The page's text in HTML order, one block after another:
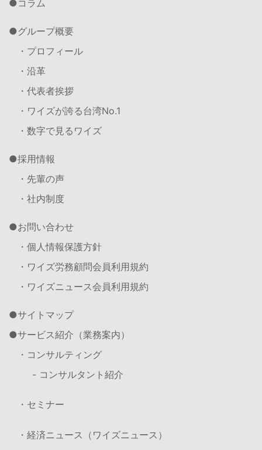
コラム
グループ概要
・プロフィール
・沿革
・代表者挨拶
・ワイズが誇る台湾No.1
・数字で見るワイズ
採用情報
・先輩の声
・社内制度
お問い合わせ
・個人情報保護方針
・ワイズ労務顧問会員利用規約
・ワイズニュース会員利用規約
サイトマップ
サービス紹介（業務案内）
・コンサルティング
- コンサルタント紹介
・セミナー
・経済ニュース（ワイズニュース）